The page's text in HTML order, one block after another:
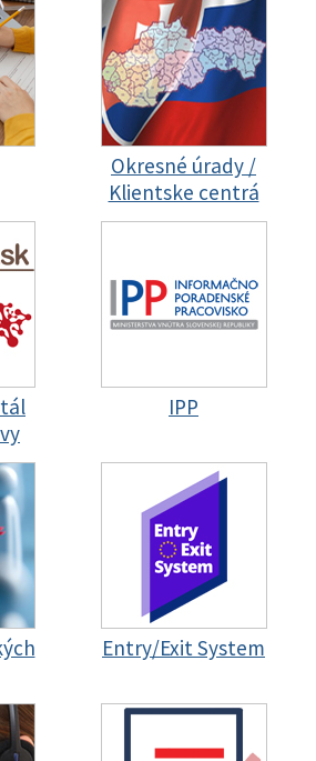
Okresné úrady /
Klientske centrá
IPP
Entry/Exit System